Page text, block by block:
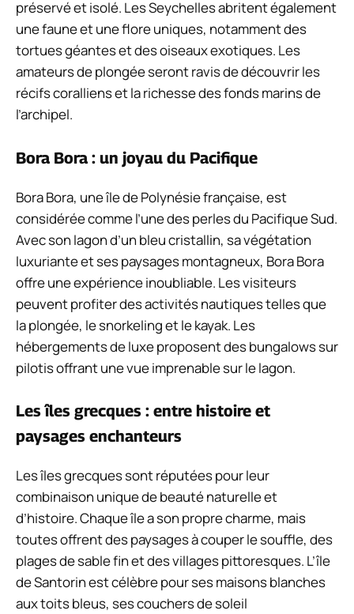
préservé et isolé. Les Seychelles abritent également
une faune et une flore uniques, notamment des
tortues géantes et des oiseaux exotiques. Les
amateurs de plongée seront ravis de découvrir les
récifs coralliens et la richesse des fonds marins de
l’archipel.
Bora Bora : un joyau du Pacifique
Bora Bora, une île de Polynésie française, est
considérée comme l’une des perles du Pacifique Sud.
Avec son lagon d’un bleu cristallin, sa végétation
luxuriante et ses paysages montagneux, Bora Bora
offre une expérience inoubliable. Les visiteurs
peuvent profiter des activités nautiques telles que
la plongée, le snorkeling et le kayak. Les
hébergements de luxe proposent des bungalows sur
pilotis offrant une vue imprenable sur le lagon.
Les îles grecques : entre histoire et
paysages enchanteurs
Les îles grecques sont réputées pour leur
combinaison unique de beauté naturelle et
d’histoire. Chaque île a son propre charme, mais
toutes offrent des paysages à couper le souffle, des
plages de sable fin et des villages pittoresques. L’île
de Santorin est célèbre pour ses maisons blanches
aux toits bleus, ses couchers de soleil